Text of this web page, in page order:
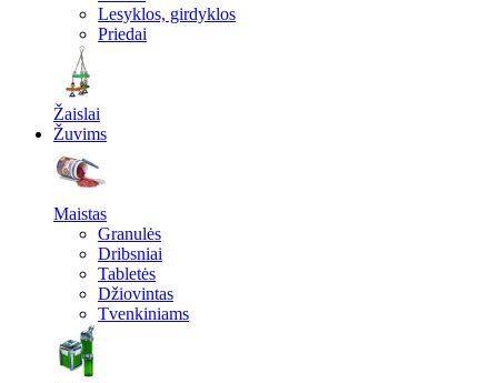
Lesyklos, girdyklos
Priedai
Žaislai
Žuvims
Maistas
Granulės
Dribsniai
Tabletės
Džiovintas
Tvenkiniams